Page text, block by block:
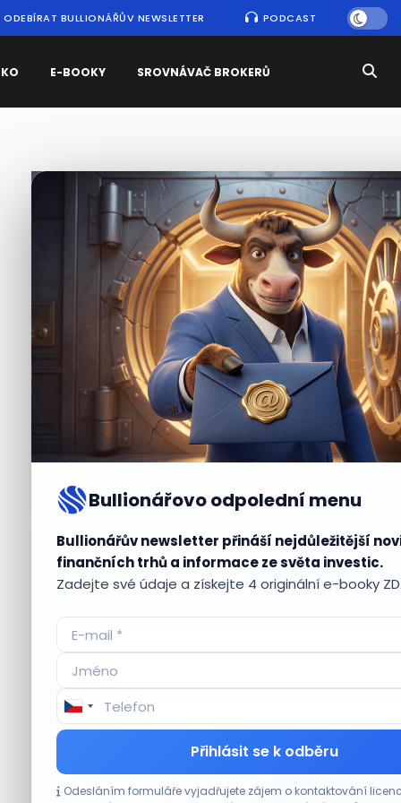
ODEBÍRAT BULLIONÁŘŮV NEWSLETTER PODCAST
E-BOOKY SROVNÁVAČ BROKERŮ
Bullionářovo odpolední menu
Bullionářův newsletter přináší nejdůležitější
finančních trhů a informace ze světa investic.
Zadejte své údaje a získejte 4 originální e-booky
Přihlásit se k odběru
Odesláním formuláře vyjadřujete zájem o kontaktování
Nejčtenějšízprávy
Aktuálnípříležitosti
Plány Starlinku srazily akcie T-Mobile, AT&T